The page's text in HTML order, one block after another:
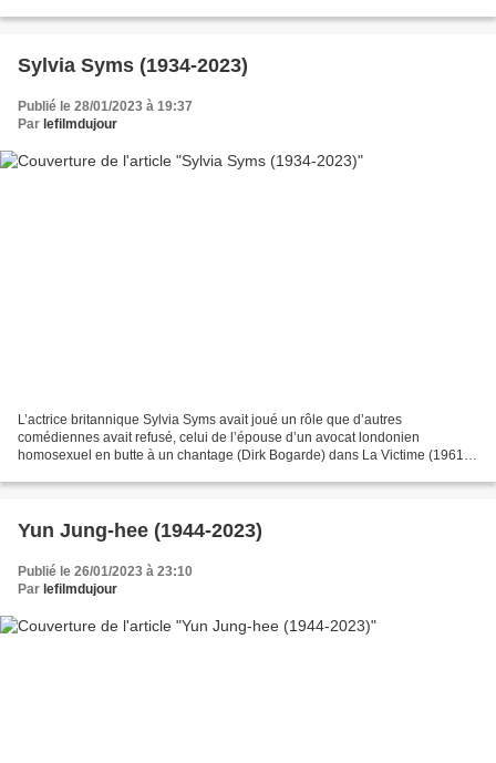
Sylvia Syms (1934-2023)
Publié le 28/01/2023 à 19:37
Par lefilmdujour
L’actrice britannique Sylvia Syms avait joué un rôle que d’autres
comédiennes avait refusé, celui de l’épouse d’un avocat londonien
homosexuel en butte à un chantage (Dirk Bogarde) dans La Victime (1961)
Yun Jung-hee (1944-2023)
Publié le 26/01/2023 à 23:10
Par lefilmdujour